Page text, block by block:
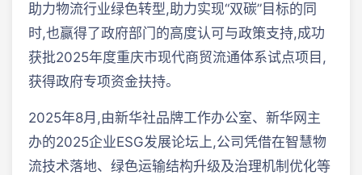
助力物流行业绿色转型,助力实现“双碳”目标的同
时,也赢得了政府部门的高度认可与政策支持,成功
获批2025年度重庆市现代商贸流通体系试点项目,
获得政府专项资金扶持。
2025年8月,由新华社品牌工作办公室、新华网主
办的2025企业ESG发展论坛上,公司凭借在智慧物
流技术落地、绿色运输结构升级及治理机制优化等